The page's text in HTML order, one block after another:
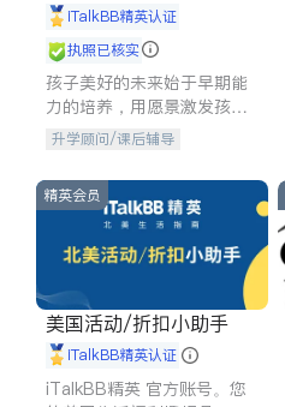
iTalkBB精英认证
执照已核实
孩子美好的未来始于早期能
力的培养，用愿景激发孩子
的学习潜力和动力。理念：
拥有成长型心态是成功的基
石。
升学顾问/课后辅导
精英会员
美国活动/折扣小助手
iTalkBB精英认证
iTalkBB精英 官方账号。您